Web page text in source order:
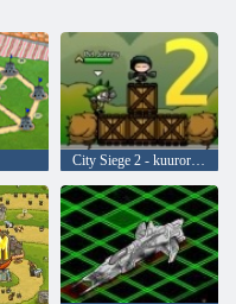
City Siege 2 - kuurordi piiramine